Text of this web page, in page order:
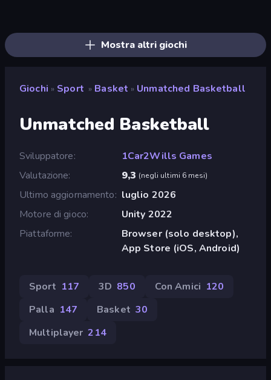
Mostra altri giochi
Giochi » Sport » Basket » Unmatched Basketball
Unmatched Basketball
Sviluppatore
1Car2Wills Games
Valutazione
9,3 (negli ultimi 6 mesi)
Ultimo aggiornamento
luglio 2026
Motore di gioco
Unity 2022
Piattaforme
Browser (solo desktop),
App Store (iOS, Android)
Sport 117 3D 850 Con Amici 120
Palla 147 Basket 30
Multiplayer 214